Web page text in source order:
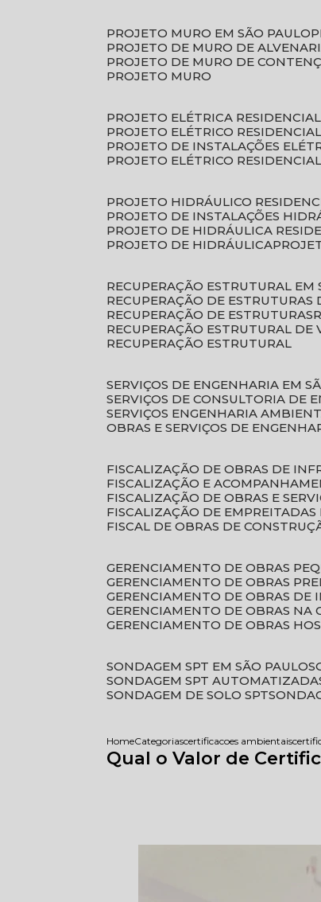
PROJETO MURO EM SÃO PAULO
PROJETO DE MURO DE
PROJETO DE MURO DE
PROJETO MURO
PROJETO ELÉTRICA RESIDENCIAL
PROJETO ELÉTRICO
PROJETO DE INSTALAÇÕES
PROJETO ELÉTRICO RESIDENCIAL
PROJETO HIDRÁULICO
PROJETO DE INSTALAÇÕES
PROJETO DE HIDRÁULICA
PROJETO DE HIDRÁULICA
RECUPERAÇÃO ESTRUTURAL EM
RECUPERAÇÃO DE
RECUPERAÇÃO DE ESTRUTURAS
RECUPERAÇÃO ESTRUTURAL DE
RECUPERAÇÃO ESTRUTURAL
SERVIÇOS DE ENGENHARIA EM
SERVIÇOS DE CONSULTORIA DE
SERVIÇOS ENGENHARIA
OBRAS E SERVIÇOS DE
FISCALIZAÇÃO DE OBRAS DE
FISCALIZAÇÃO E
FISCALIZAÇÃO DE OBRAS E
FISCALIZAÇÃO DE
FISCAL DE OBRAS DE
GERENCIAMENTO DE OBRAS
GERENCIAMENTO DE OBRAS
GERENCIAMENTO DE OBRAS DE
GERENCIAMENTO DE OBRAS NA
GERENCIAMENTO DE OBRAS
SONDAGEM SPT EM SÃO PAULO
SONDAGEM SPT AUTOMATIZADA
SONDAGEM DE SOLO SPT
HomeCategoriascertificacoes ambientais
Qual o Valor de